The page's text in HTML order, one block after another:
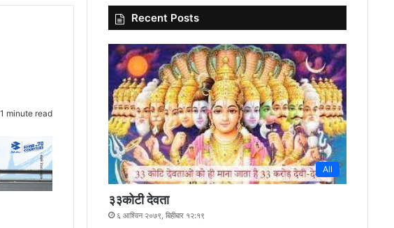
minute read
Recent Posts
All
३३कोटी देवता
६ आश्विन २०७९, बिहीबार १२:१९